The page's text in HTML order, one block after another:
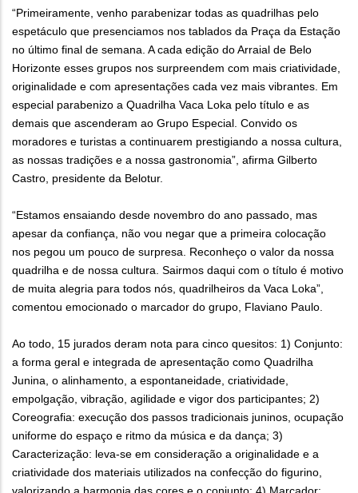
“Primeiramente, venho parabenizar todas as quadrilhas pelo
espetáculo que presenciamos nos tablados da Praça da Estação
no último final de semana. A cada edição do Arraial de Belo
Horizonte esses grupos nos surpreendem com mais criatividade,
originalidade e com apresentações cada vez mais vibrantes. Em
especial parabenizo a Quadrilha Vaca Loka pelo título e as
demais que ascenderam ao Grupo Especial. Convido os
moradores e turistas a continuarem prestigiando a nossa cultura,
as nossas tradições e a nossa gastronomia”, afirma Gilberto
Castro, presidente da Belotur.
“Estamos ensaiando desde novembro do ano passado, mas
apesar da confiança, não vou negar que a primeira colocação
nos pegou um pouco de surpresa. Reconheço o valor da nossa
quadrilha e de nossa cultura. Sairmos daqui com o título é motivo
de muita alegria para todos nós, quadrilheiros da Vaca Loka”,
comentou emocionado o marcador do grupo, Flaviano Paulo.
Ao todo, 15 jurados deram nota para cinco quesitos: 1) Conjunto:
a forma geral e integrada de apresentação como Quadrilha
Junina, o alinhamento, a espontaneidade, criatividade,
empolgação, vibração, agilidade e vigor dos participantes; 2)
Coreografia: execução dos passos tradicionais juninos, ocupação
uniforme do espaço e ritmo da música e da dança; 3)
Caracterização: leva-se em consideração a originalidade e a
criatividade dos materiais utilizados na confecção do figurino,